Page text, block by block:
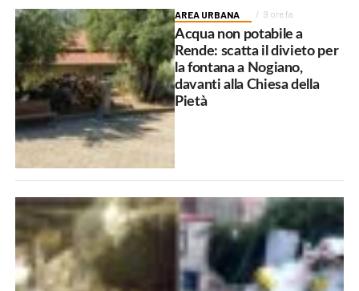
AREA URBANA 9 ore fa
Acqua non potabile a
Rende: scatta il divieto per
la fontana a Nogiano,
davanti alla Chiesa della
Pietà